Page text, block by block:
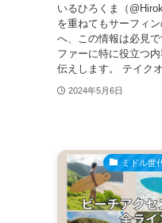
いるひろくま（
を重ねてもサーフィ
へ、この情報は必見
ファーに特に役立つ
伝えします。 テイク
2024年5月6日
ミドル世